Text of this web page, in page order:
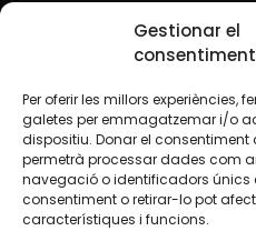
Gestionar el
consentiment
Per oferir les millors experiències,
galetes per emmagatzemar i/o
dispositiu. Donar el
permetrà processar dades com
navegació o identificadors únics
consentiment o retirar-lo pot
característiques i funcions.
Xarxes Socials
TWT YTB IG FB
Avís legalPolítica de